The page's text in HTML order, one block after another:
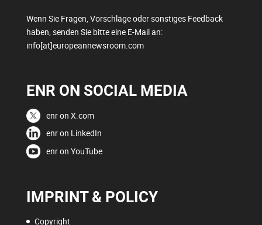
Wenn Sie Fragen, Vorschläge oder sonstiges Feedback
haben, senden Sie bitte eine E-Mail an:
info[at]europeannewsroom.com
ENR ON SOCIAL MEDIA
enr on X.com
enr on LinkedIn
enr on YouTube
IMPRINT & POLICY
Copyright